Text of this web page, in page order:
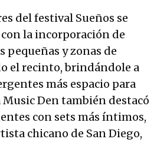
del festival Sueños se
la incorporación de
pequeñas y zonas de
el recinto, brindándole a
más espacio para
Den también destacó
con sets más íntimos,
chicano de San Diego,